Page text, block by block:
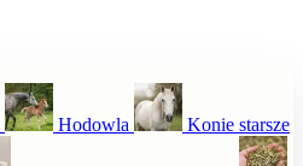
Hodowla Konie starsze